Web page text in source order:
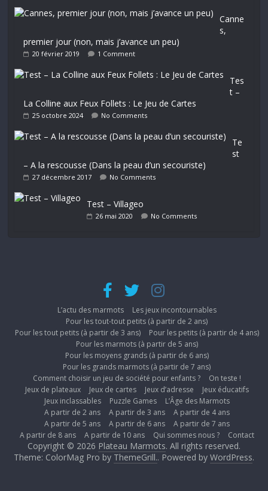
Canne
s,
premier jour (non, mais j’avance un peu)
20 février 2019 1 Comment
Tes
t –
La Colline aux Feux Follets : Le Jeu de Cartes
25 octobre 2024 No Comments
Te
st
– A la rescousse (Dans la peau d’un secouriste)
27 décembre 2017 No Comments
Test – Villageo
26 mai 2020 No Comments
L’actu des marmots
Les jeux incontournables
Pour les tout-tout petits (à partir de 2 ans)
Pour les tout petits (à partir de 3 ans)
Pour les petits (à partir de 4 ans)
Pour les marmots (à partir de 5 ans)
Pour les moyens grands (à partir de 6 ans)
Pour les grands marmots (à partir de 7 ans)
Comment choisir un jeu de société pour enfants ?
On teste !
Jeux de plateaux
Jeux de cartes Jeux d’adresse
Jeux éducatifs
Jeux inclassables
Puzzle Games
L’Âge des Marmots
A partir de 2 ans
A partir de 3 ans
A partir de 4 ans
A partir de 5 ans
A partir de 6 ans
A partir de 7 ans
A partir de 8 ans
A partir de 10 ans Qui sommes nous ? Contact
Copyright © 2026 Plateau Marmots. All rights reserved.
Theme: ColorMag Pro by ThemeGrill.. Powered by WordPress.